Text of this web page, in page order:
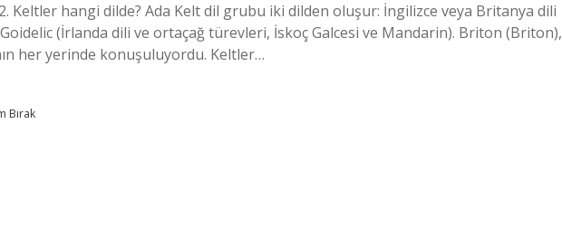
Keltler hangi dilde? Ada Kelt dil grubu iki dilden oluşur: İngilizce veya Britanya dili
(İrlanda dili ve ortaçağ türevleri, İskoç Galcesi ve Mandarin). Briton (Briton),
her yerinde konuşuluyordu. Keltler…
Bırak